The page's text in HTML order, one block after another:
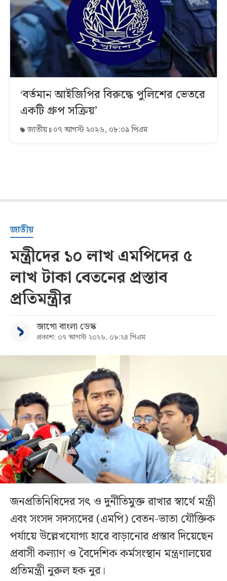
‘বর্তমান আইজিপির বিরুদ্ধে পুলিশের ভেতরে
একটি গ্রুপ সক্রিয়’
জাতীয় ০৭ আগস্ট ২০২৬, ০৮:০৯ পিএম
জাতীয়
মন্ত্রীদের ১০ লাখ এমপিদের ৫
লাখ টাকা বেতনের প্রস্তাব
প্রতিমন্ত্রীর
জাগো বাংলা ডেস্ক
প্রকাশ: ০৭ আগস্ট ২০২৬, ০৮:২৪ পিএম
জনপ্রতিনিধিদের সৎ ও দুর্নীতিমুক্ত রাখার স্বার্থে মন্ত্রী
এবং সংসদ সদস্যদের (এমপি) বেতন-ভাতা যৌক্তিক
পর্যায়ে উল্লেখযোগ্য হারে বাড়ানোর প্রস্তাব দিয়েছেন
প্রবাসী কল্যাণ ও বৈদেশিক কর্মসংস্থান মন্ত্রণালয়ের
প্রতিমন্ত্রী নুরুল হক নুর।